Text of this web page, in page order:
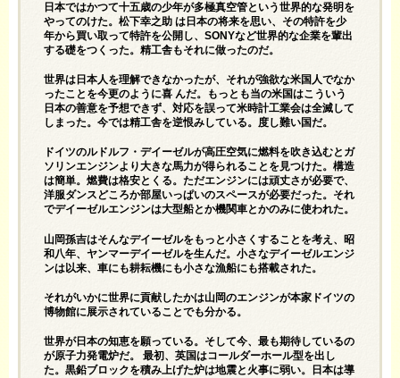
日本ではかつて十五歳の少年が多極真空管という世界的な発明を
やってのけた。松下幸之助 は日本の将来を思い、その特許を少
年から買い取って特許を公開し、SONYなど世界的な企業を輩出
する礎をつくった。精工舎もそれに做ったのだ。
世界は日本人を理解できなかったが、それが強欲な米国人でなか
ったことを今更のように喜 んだ。もっとも当の米国はこういう
日本の善意を予想できず、対応を誤って米時計工業会は全滅して
しまった。今では精工舎を逆恨みしている。度し難い国だ。
ドイツのルドルフ・デイーゼルが高圧空気に燃料を吹き込むとガ
ソリンエンジンより大きな馬力が得られることを見つけた。構造
は簡単。燃費は格安とくる。ただエンジンには頑丈さが必要で、
洋服ダンスどころか部屋いっぱいのスペースが必要だった。それ
でデイーゼルエンジンは大型船とか機関車とかのみに使われた。
山岡孫吉はそんなデイーゼルをもっと小さくすることを考え、昭
和八年、ヤンマーデイーゼルを生んだ。小さなデイーゼルエンジ
ンは以来、車にも耕耘機にも小さな漁船にも搭載された。
それがいかに世界に貢献したかは山岡のエンジンが本家ドイツの
博物館に展示されていることでも分かる。
世界が日本の知恵を願っている。そして今、最も期待しているの
が原子力発電炉だ。 最初、英国はコールダーホール型を出し
た。黒鉛ブロックを積み上げた炉は地震と火事に弱い。日本は導